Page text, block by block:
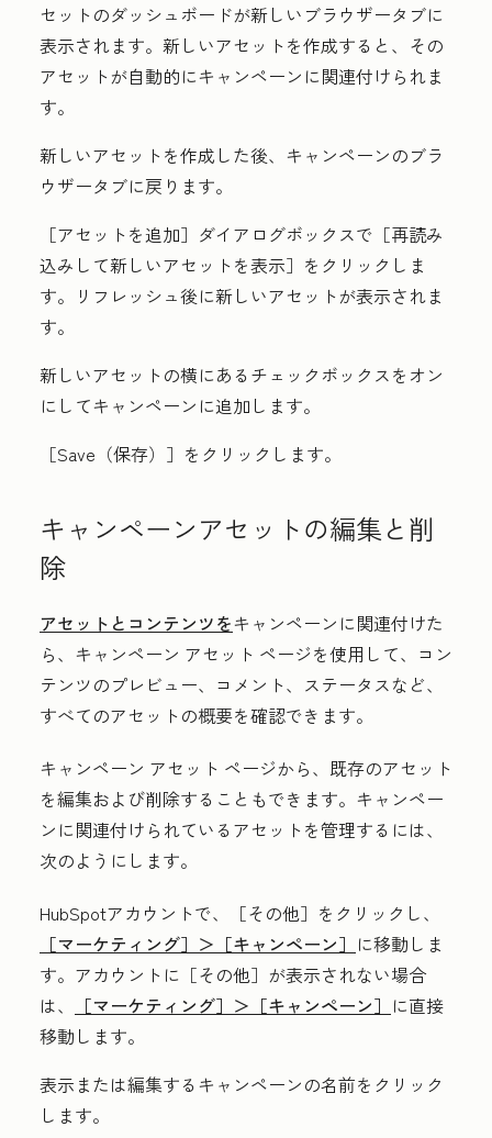
セットのダッシュボードが新しいブラウザータブに
表示されます。新しいアセットを作成すると、その
アセットが自動的にキャンペーンに関連付けられま
す。
新しいアセットを作成した後、 キャンペーンのブラ
ウザータブに戻ります。
［アセットを追加］ ダイアログボックスで［再読み
込みして新しいアセットを表示］ をクリックしま
す。リフレッシュ後に新しいアセットが表示されま
す。
新しいアセットの横にあるチェックボックスをオン
にしてキャンペーンに追加します。
［Save（保存）］ をクリックします。
キャンペーンアセットの編集と削
除
アセットとコンテンツをキャンペーンに関連付けた
ら、キャンペーン アセット ページを使用して、コン
テンツのプレビュー、コメント、ステータスなど、
すべてのアセットの概要を確認できます。
キャンペーン アセット ページから、既存のアセット
を編集および削除することもできます。キャンペー
ンに関連付けられているアセットを管理するには、
次のようにします。
HubSpotアカウントで、
［その他］をクリックし、
［マーケティング］＞ ［キャンペーン］ に移動しま
す。アカウントに ［その他］が表示されない場合
は、
［マーケティング］＞ ［キャンペーン］ に直接
移動します。
表示または編集するキャンペーンの名前をクリック
します。